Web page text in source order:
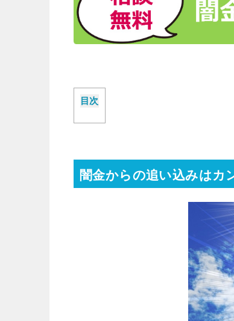
目次
闇金からの追い込みはカ